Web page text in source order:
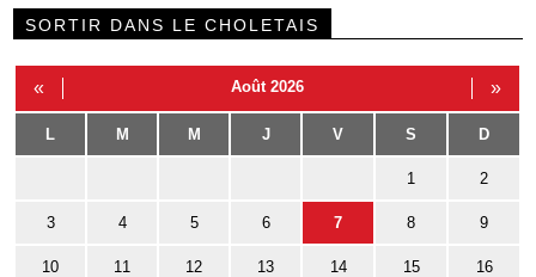
SORTIR DANS LE CHOLETAIS
« Août 2026 »
L M M J V S D
1 2
3 4 5 6 7 8 9
10 11 12 13 14 15 16